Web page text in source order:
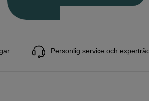
Personlig service och